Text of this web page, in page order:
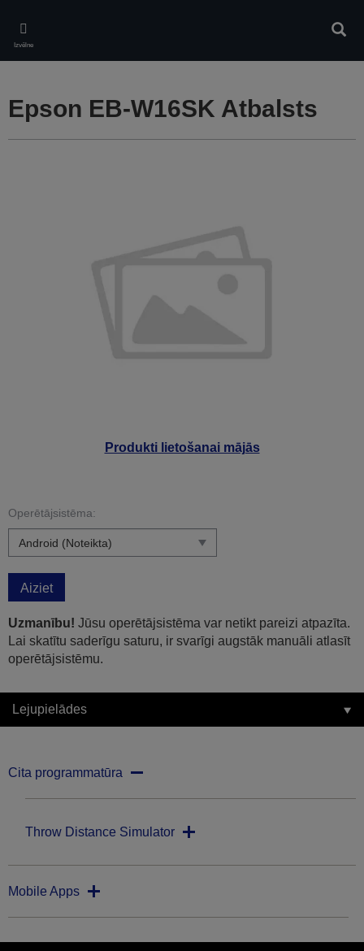
main
content
Izvēlne
Produkti lietošanai mājās
Epson EB-W16SK Atbalsts
Operētājsistēma:
Aiziet
Uzmanību! Jūsu operētājsistēma var netikt pareizi atpazīta.
Lai skatītu saderīgu saturu, ir svarīgi augstāk manuāli atlasīt
operētājsistēmu.
Lejupielādes
Cita programmatūra
Throw Distance Simulator
Mobile Apps